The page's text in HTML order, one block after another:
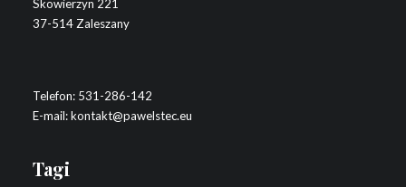
Skowierzyn 221
37-514 Zaleszany
Telefon: 531-286-142
E-mail:kontakt@pawelstec.eu
Tagi